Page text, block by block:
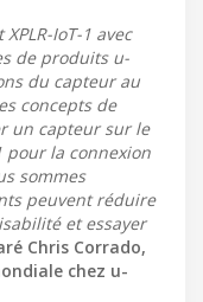
IoT-1 avec
de produits u-
du capteur au
concepts de
un capteur sur le
pour la connexion
sommes
peuvent réduire
et essayer
Chris Corrado,
chez u-